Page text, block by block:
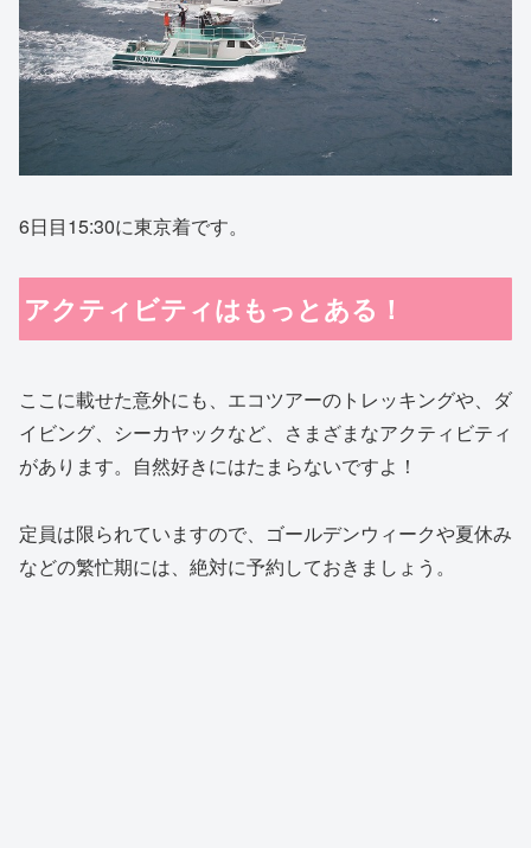
6日目15:30に東京着です。
アクティビティはもっとある！
ここに載せた意外にも、エコツアーのトレッキングや、ダ
イビング、シーカヤックなど、さまざまなアクティビティ
があります。自然好きにはたまらないですよ！
定員は限られていますので、ゴールデンウィークや夏休み
などの繁忙期には、絶対に予約しておきましょう。